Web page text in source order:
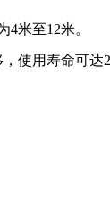
米至12米。
使用寿命可达